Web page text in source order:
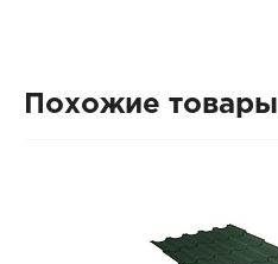
Похожие товары